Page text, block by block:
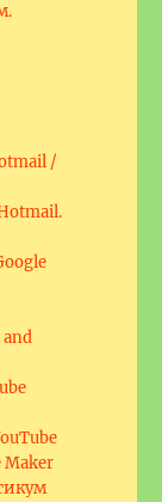
/
and
Maker